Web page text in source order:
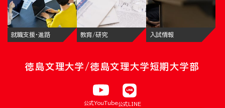
就職支援・進路 教育/研究 入試情報
徳島文理大学/徳島文理大学短期大学部
公式YouTube公式LINE